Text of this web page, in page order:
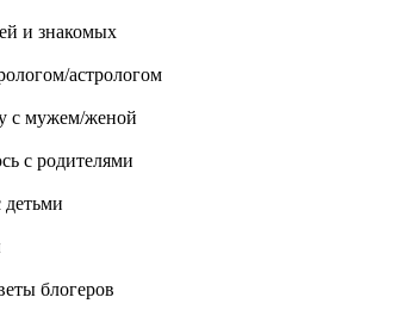
и знакомых
астрологом
с мужем/женой
с родителями
блогеров